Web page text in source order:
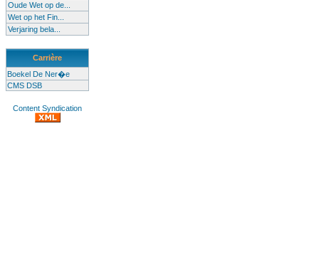
Oude Wet op de...
Wet op het Fin...
Verjaring bela...
Carrière
Boekel De Ner�e
CMS DSB
Content Syndication